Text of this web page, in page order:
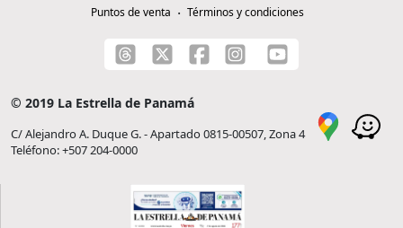
Puntos de venta
Términos y condiciones
© 2019 La Estrella de Panamá
C/ Alejandro A. Duque G. - Apartado 0815-00507, Zona 4
Teléfono: +507 204-0000